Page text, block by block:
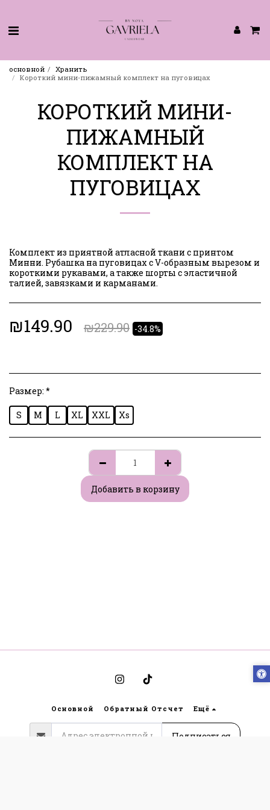
основной
Хранить
Короткий мини-пижамный комплект на пуговицах
КОРОТКИЙ МИНИ-
ПИЖАМНЫЙ
КОМПЛЕКТ НА
ПУГОВИЦАХ
Комплект из приятной атласной ткани с принтом
Минни. Рубашка на пуговицах с V-образным вырезом и
короткими рукавами, а также шорты с эластичной
талией, завязками и карманами.
₪149.90 ₪229.90 -34.8%
Размер: *
S M L XL XXL Xs
Добавить в корзину
Основной Обратный Отсчет Ещё
Подписаться